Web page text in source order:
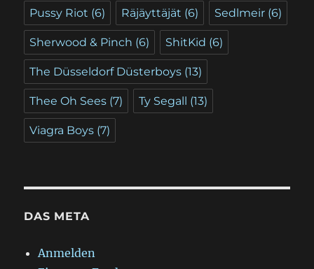
Pussy Riot (6) Räjäyttäjät (6) Sedlmeir (6)
Sherwood & Pinch (6) ShitKid (6)
The Düsseldorf Düsterboys (13)
Thee Oh Sees (7) Ty Segall (13)
Viagra Boys (7)
DAS META
Anmelden